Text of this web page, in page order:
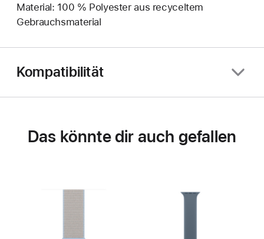
Material: 100 % Polyester aus recyceltem
Gebrauchsmaterial
Kompatibilität
Das könnte dir auch gefallen